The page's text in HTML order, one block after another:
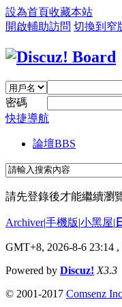
設為首頁收藏本站
開啟輔助訪問 切換到窄
密碼
快捷導航
論壇BBS
請先登錄後才能繼續瀏
Archiver|手機版|小黑屋|
GMT+8, 2026-8-6 23:14 ,
Powered by Discuz! X3.3
© 2001-2017 Comsenz